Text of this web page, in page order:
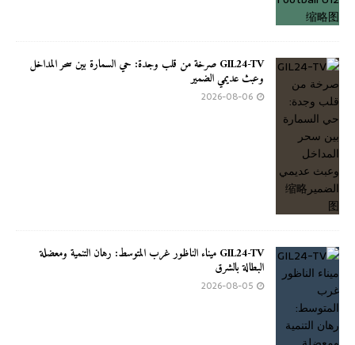
GIL24-TV صرخة من قلب وجدة: حي السمارة بين سحر المداخل
وعبث عديمي الضمير
2026-08-06
GIL24-TV ميناء الناظور غرب المتوسط: رهان التنمية ومعضلة
البطالة بالشرق
2026-08-05